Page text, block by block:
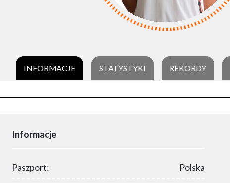
INFORMACJE STATYSTYKI REKORDY
Informacje
Paszport: Polska